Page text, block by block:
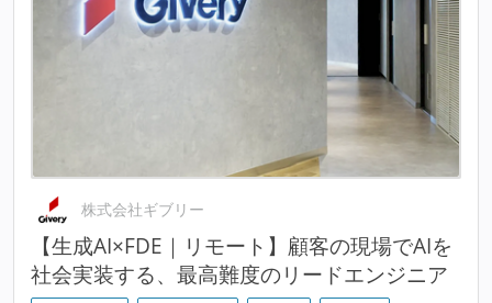
株式会社ギブリー
【生成AI×FDE｜リモート】顧客の現場でAIを
社会実装する、最高難度のリードエンジニア